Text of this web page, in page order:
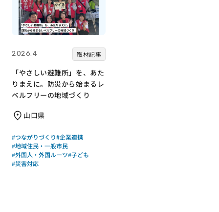
2026.4 取材記事
「やさしい避難所」を、あた
りまえに。防災から始まるレ
ベルフリーの地域づくり
山口県
#つながりづくり#企業連携
#地域住民・一般市民
#外国人・外国ルーツ#子ども
#災害対応